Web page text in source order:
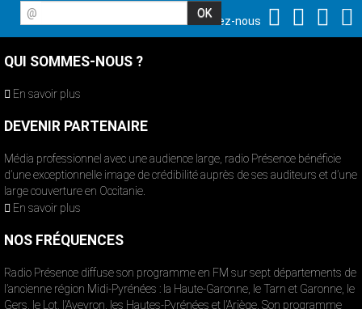
@
Suivez-nous
QUI SOMMES-NOUS ?
En savoir plus
DEVENIR PARTENAIRE
Média professionnel avec une audience large, radio Présence bénéficie
d’une exceptionnelle image de crédibilité auprès de ses auditeurs et d’une
large couverture en Occitanie.
En savoir plus
NOS FRÉQUENCES
Radio Présence diffuse son programme en FM sur sept départements de
l’ancienne région Midi-Pyrénées : la Haute-Garonne, le Tarn et Garonne, le
Gers, le Lot, l’Aveyron, les Hautes-Pyrénées et l’Ariège. Son programme